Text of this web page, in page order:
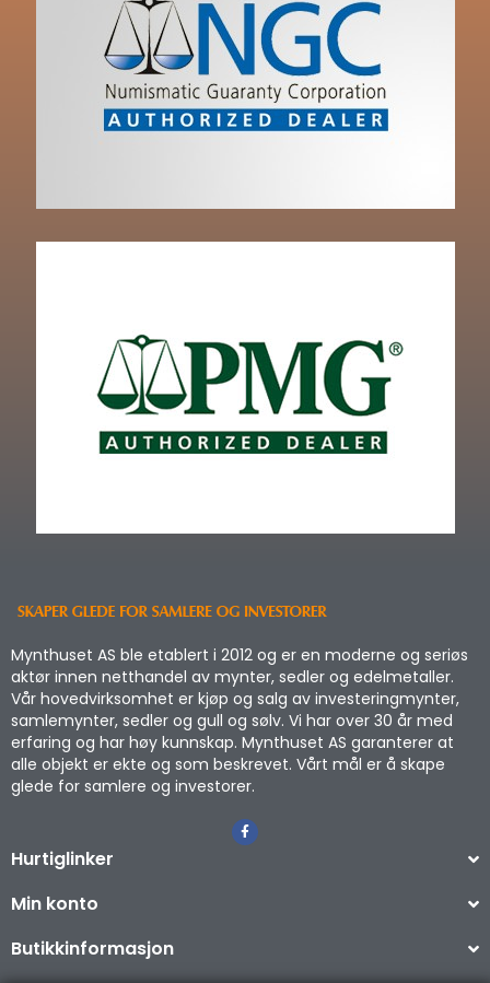
Mynthuset AS ble etablert i 2012 og er en moderne og seriøs
aktør innen netthandel av mynter, sedler og edelmetaller.
Vår hovedvirksomhet er kjøp og salg av investeringmynter,
samlemynter, sedler og gull og sølv. Vi har over 30 år med
erfaring og har høy kunnskap. Mynthuset AS garanterer at
alle objekt er ekte og som beskrevet. Vårt mål er å skape
glede for samlere og investorer.
Hurtiglinker
Min konto
Butikkinformasjon